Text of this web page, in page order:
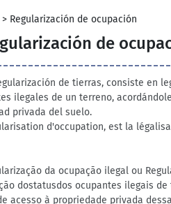
> Regularización de ocupación
de
de tierras, consiste en
ilegales de un terreno,
privada del suelo.
d'occupation, est la
da ocupação ilegal ou
dostatusdos ocupantes ilegais
acesso à propriedade privada